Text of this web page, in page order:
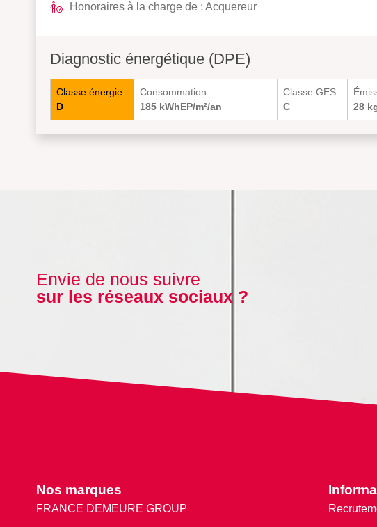
Honoraires à la charge de : Acquereur
Diagnostic énergétique (DPE)
Classe énergie :
D
Consommation :
185 kWhEP/m²/an
Classe GES :
C
28
Envie de nous suivre
sur les réseaux sociaux ?
Nos marques
FRANCE DEMEURE GROUP